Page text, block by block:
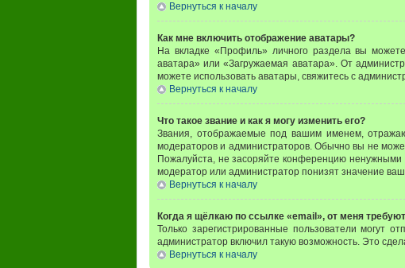
Вернуться к началу
Как мне включить отображение аватары?
На вкладке «Профиль» личного раздела вы
аватара» или «Загружаемая аватара». От
можете использовать аватары, свяжитесь с
Вернуться к началу
Что такое звание и как я могу изменить его?
Звания, отображаемые под вашим именем,
модераторов и администраторов. Обычно вы не
Пожалуйста, не засоряйте конференцию
модератор или администратор понизят значение
Вернуться к началу
Когда я щёлкаю по ссылке «email», от меня
Только зарегистрированные пользователи могут
администратор включил такую возможность. Это
Вернуться к началу